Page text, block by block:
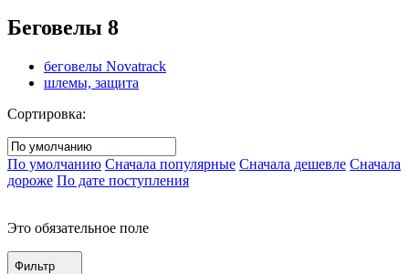
Беговелы 8
беговелы Novatrack
шлемы, защита
Сортировка:
По умолчанию Сначала популярные Сначала дешевле Сначала
дороже По дате поступления
Это обязательное поле
Фильтр